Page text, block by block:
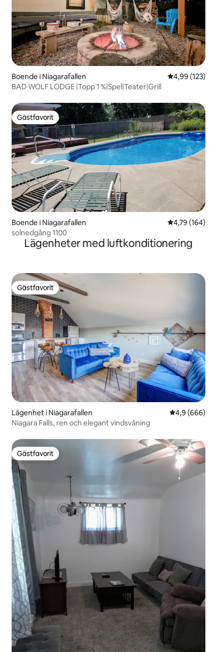
Boende i Niagarafallen 4,99 av 5 i
4,99 (123)
BAD WOLF LODGE |Topp 1 %|Spel|Teater|Grill
Gästfavorit
Gästfavorit
Boende i Niagarafallen 4,79 av 5 i
4,79 (164)
solnedgång 1100
Lägenheter med luftkonditionering
Gästfavorit
Gästfavorit
Lägenhet i Niagarafallen 4,9 av 5 i
4,9 (666)
Niagara Falls, ren och elegant vindsvåning
Gästfavorit
Gästfavorit